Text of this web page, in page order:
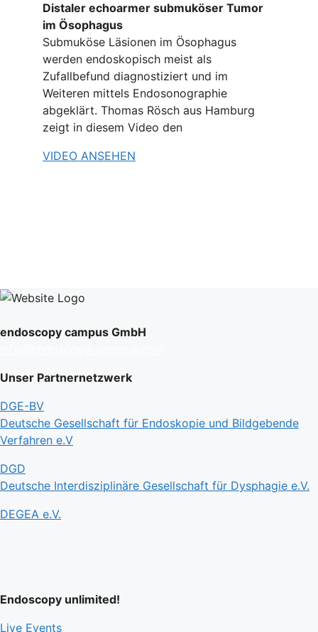
Distaler echoarmer submuköser Tumor
im Ösophagus
Submuköse Läsionen im Ösophagus
werden endoskopisch meist als
Zufallbefund diagnostiziert und im
Weiteren mittels Endosonographie
abgeklärt. Thomas Rösch aus Hamburg
zeigt in diesem Video den
VIDEO ANSEHEN
endoscopy campus GmbH
Unser Partnernetzwerk
DGE-BV
Deutsche Gesellschaft für Endoskopie und Bildgebende
Verfahren e.V
DGD
Deutsche Interdisziplinäre Gesellschaft für Dysphagie e.V.
DEGEA e.V.
Endoscopy unlimited!
Live Events